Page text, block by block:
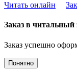
Читать онлайн
Заказ в
Заказ успешно
Понятно